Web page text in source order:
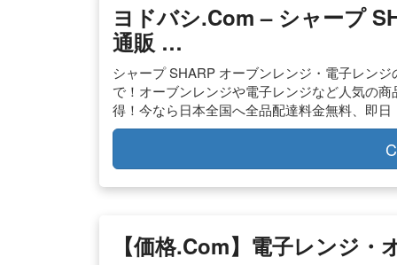
ヨドバシ.com – シャープ
通販 …
シャープ SHARP オーブンレンジ・電子レン
で！オーブンレンジや電子レンジなど人気の
得！今なら日本全国へ全品配達料金無料、即
【価格.com】電子レンジ